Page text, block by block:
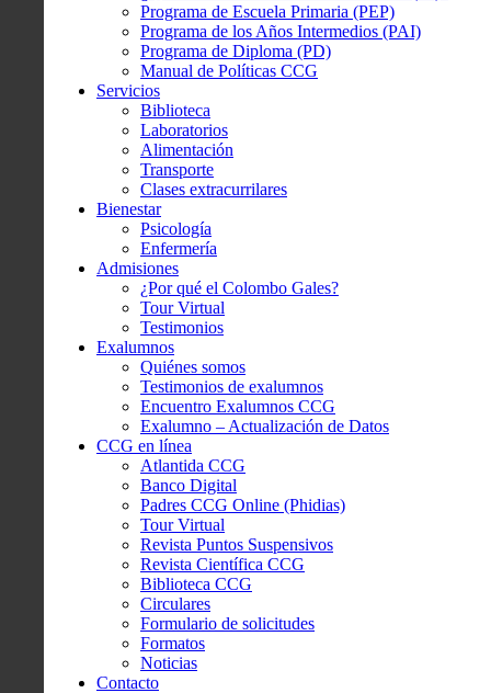
Programa de Escuela Primaria (PEP)
Programa de los Años Intermedios (PAI)
Programa de Diploma (PD)
Manual de Políticas CCG
Servicios
Biblioteca
Laboratorios
Alimentación
Transporte
Clases extracurrilares
Bienestar
Psicología
Enfermería
Admisiones
¿Por qué el Colombo Gales?
Tour Virtual
Testimonios
Exalumnos
Quiénes somos
Testimonios de exalumnos
Encuentro Exalumnos CCG
Exalumno – Actualización de Datos
CCG en línea
Atlantida CCG
Banco Digital
Padres CCG Online (Phidias)
Tour Virtual
Revista Puntos Suspensivos
Revista Científica CCG
Biblioteca CCG
Circulares
Formulario de solicitudes
Formatos
Noticias
Contacto